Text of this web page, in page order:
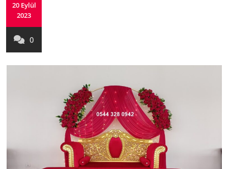
20 Eylül
2023
0